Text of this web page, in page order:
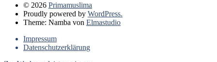
© 2026 Primamuslima
Proudly powered by WordPress.
Theme: Namba von Elmastudio
Impressum
Datenschutzerklärung